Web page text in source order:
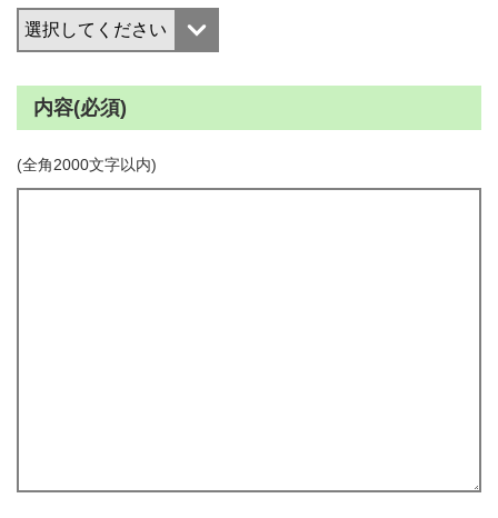
内容(必須)
(全角2000文字以内)